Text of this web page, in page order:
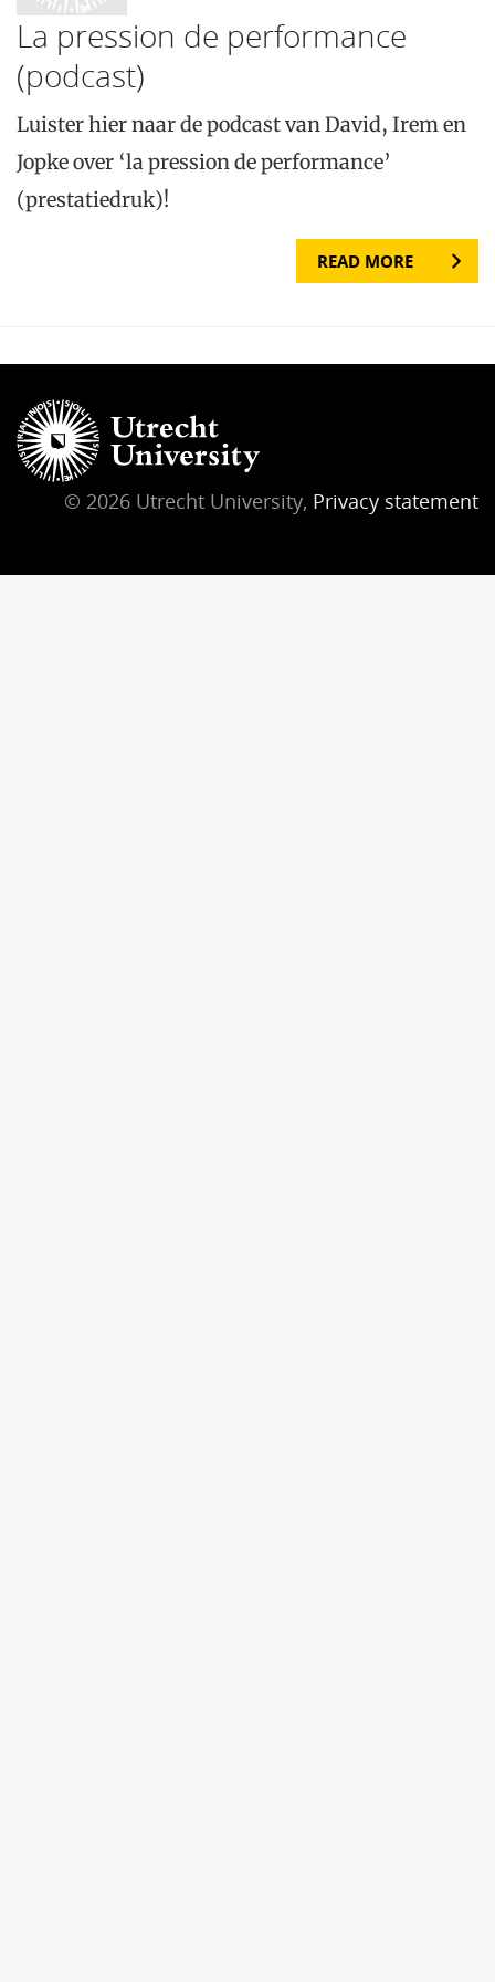
La pression de performance
(podcast)
Luister hier naar de podcast van David, Irem en
Jopke over ‘la pression de performance’
(prestatiedruk)!
READ MORE
© 2026 Utrecht University, Privacy statement